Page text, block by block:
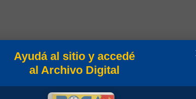
Campeonato
Ayudá al sitio y accedé
al Archivo Digital